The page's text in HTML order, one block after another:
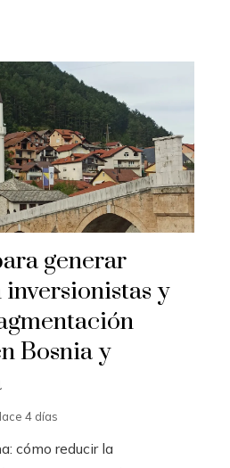
generar
y
Bosnia y
4 días
cómo reducir la